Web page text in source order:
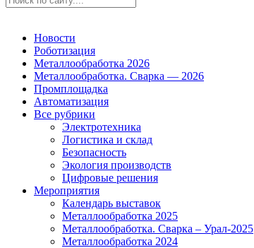
Новости
Роботизация
Металлообработка 2026
Металлообработка. Сварка — 2026
Промплощадка
Автоматизация
Все рубрики
Электротехника
Логистика и склад
Безопасность
Экология производств
Цифровые решения
Мероприятия
Календарь выставок
Металлообработка 2025
Металлообработка. Сварка – Урал-2025
Металлообработка 2024